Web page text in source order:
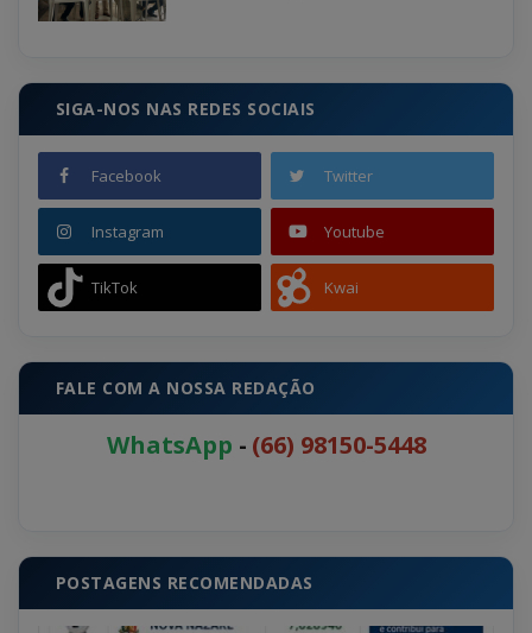
SIGA-NOS NAS REDES SOCIAIS
Facebook Twitter
Instagram Youtube
TikTok Kwai
FALE COM A NOSSA REDAÇÃO
WhatsApp - (66) 98150-5448
POSTAGENS RECOMENDADAS